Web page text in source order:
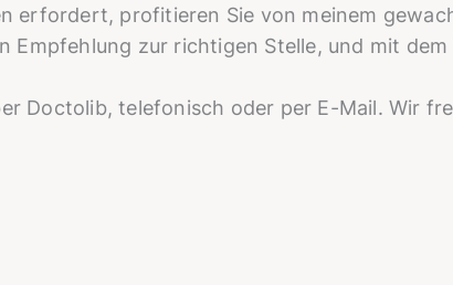
erfordert, profitieren Sie von meinem
Empfehlung zur richtigen Stelle, und mit
Doctolib, telefonisch oder per E-Mail. Wir